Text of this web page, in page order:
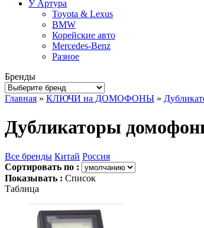
У Артура
Toyota & Lexus
BMW
Корейские авто
Mercedes-Benz
Разное
Бренды
Главная » КЛЮЧИ на ДОМОФОНЫ »
Дубликаторы
Все бренды Китай Россия
Сортировать по :
Показывать : Список
Таблица